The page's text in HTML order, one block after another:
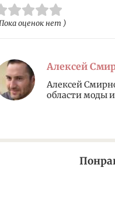
оценок нет )
Алексей
Алексей
области моды